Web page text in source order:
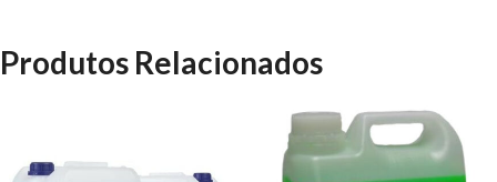
Produtos Relacionados